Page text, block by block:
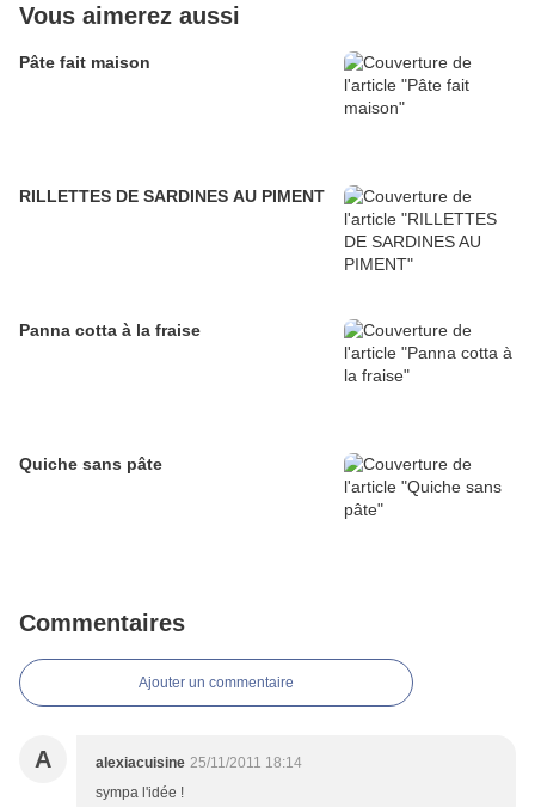
Vous aimerez aussi
Pâte fait maison
RILLETTES DE SARDINES AU PIMENT
Panna cotta à la fraise
Quiche sans pâte
Commentaires
Ajouter un commentaire
A alexiacuisine 25/11/2011 18:14
sympa l'idée !